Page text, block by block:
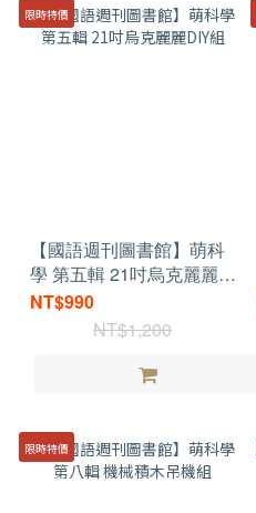
限時特價
【國語週刊圖書館】萌科
學 第五輯 21吋烏克麗麗
DIY組
NT$990
NT$1,200
限時特價